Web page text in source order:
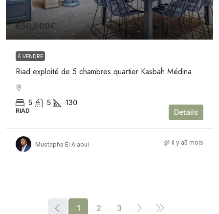
650,000€
À VENDRE
Riad exploité de 5 chambres quartier Kasbah Médina
5 5 130
RIAD Details
Mustapha El Alaoui il y a5 mois
1 2 3